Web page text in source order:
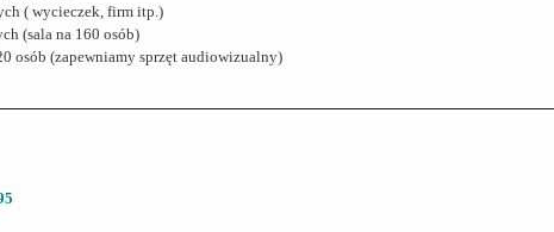
( wycieczek, firm itp.)
(sala na 160 osób)
osób (zapewniamy sprzęt audiowizualny)